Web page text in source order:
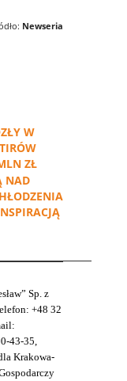
Newseria
W
ZŁ
NAD
Sp. z
+48 32
43-35,
Krakowa-